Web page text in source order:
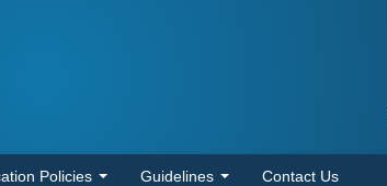
Policies Guidelines Contact Us